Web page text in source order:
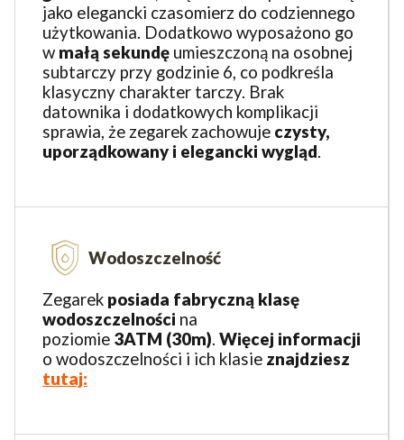
jako elegancki czasomierz do codziennego
użytkowania. Dodatkowo wyposażono go
w małą sekundę umieszczoną na osobnej
subtarczy przy godzinie 6, co podkreśla
klasyczny charakter tarczy. Brak
datownika i dodatkowych komplikacji
sprawia, że zegarek zachowuje czysty,
uporządkowany i elegancki wygląd.
Wodoszczelność
Zegarek posiada fabryczną klasę
wodoszczelności na
poziomie 3ATM (30m). Więcej informacji
o wodoszczelności i ich klasie znajdziesz
tutaj: